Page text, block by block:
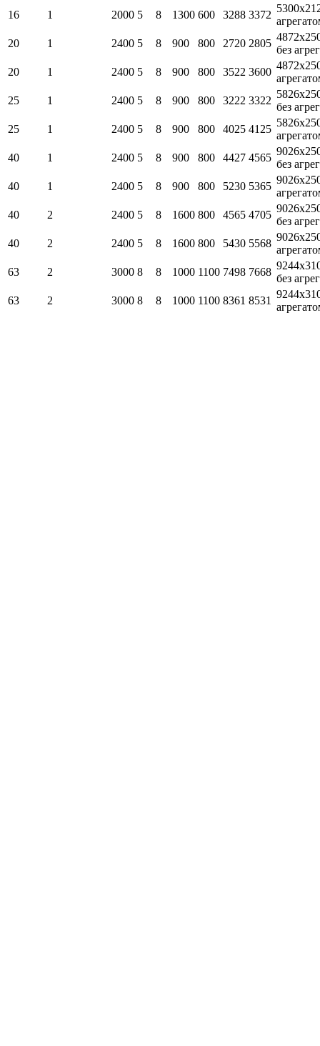
16
1 2000 5 8 1300 600 3288 3372
20
1 2400 5 8 900 800 2720 2805
без
20
1 2400 5 8 900 800 3522 3600
25
1 2400 5 8 900 800 3222 3322
без
25
1 2400 5 8 900 800 4025 4125
40
1 2400 5 8 900 800 4427 4565
без
40
1 2400 5 8 900 800 5230 5365
40
2 2400 5 8 1600 800 4565 4705
без
40
2 2400 5 8 1600 800 5430 5568
63
2 3000 8 8 1000 1100 7498 7668
без
63
2 3000 8 8 1000 1100 8361 8531